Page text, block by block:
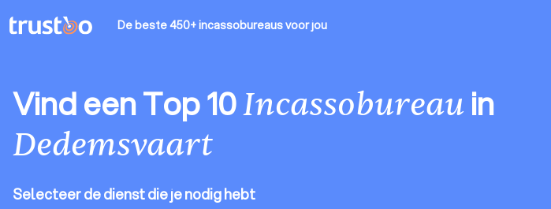
De beste 450+ incassobureausvoor jou
Vind een Top 10Incassobureau in
Dedemsvaart
Selecteer de dienst die je nodig hebt